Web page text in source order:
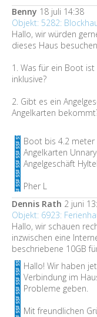
Benny 18 juli 14:38
Objekt: 5282:
Hallo, wir würden
dieses Haus
1. Was für ein Boot
inklusive?
2. Gibt es ein
Angelkarten
Boot bis 4.2
Angelkarten
Angelgeschäft
Pher L
Dennis Rath 2 juni
Objekt: 6923:
Hallo, wir schauen
inzwischen eine
beschriebene 10GB
Hallo! Wir haben
Verbindung im
Probleme geben.
Mit freundlichen